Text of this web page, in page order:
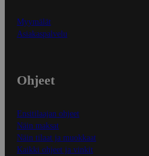
Myymälät
Asiakaspalvelu
Ohjeet
Ensitilaajan ohjeet
Näin maksat
Näin tilaat ja muokkaat
Kaikki ohjeet ja vinkit